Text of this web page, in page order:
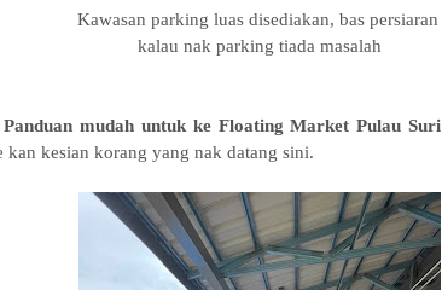
Kawasan parking luas disediakan, bas persiaran
kalau nak parking tiada masalah
Panduan mudah untuk ke Floating Market Pulau Suri
kan kesian korang yang nak datang sini.